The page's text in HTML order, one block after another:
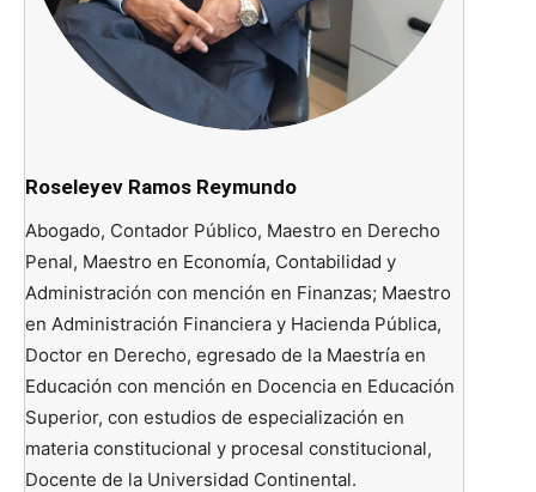
Roseleyev Ramos Reymundo
Abogado, Contador Público, Maestro en Derecho
Penal, Maestro en Economía, Contabilidad y
Administración con mención en Finanzas; Maestro
en Administración Financiera y Hacienda Pública,
Doctor en Derecho, egresado de la Maestría en
Educación con mención en Docencia en Educación
Superior, con estudios de especialización en
materia constitucional y procesal constitucional,
Docente de la Universidad Continental.